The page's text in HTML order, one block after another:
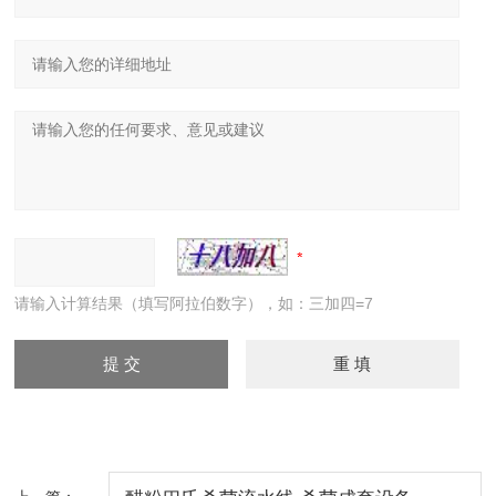
请输入计算结果（填写阿拉伯数字），如：三加四=7